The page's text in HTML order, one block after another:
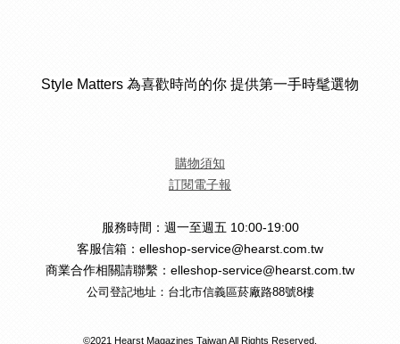
Style Matters 為喜歡時尚的你 提供第一手時髦選物
購物須知
訂閱電子報
服務時間：週一至週五 10:00-19:00
客服信箱：elleshop-service@hearst.com.tw
商業合作相關請聯繫：elleshop-service@hearst.com.tw
公司登記地址：台北市信義區菸廠路88號8樓
©2021 Hearst Magazines Taiwan All Rights Reserved.